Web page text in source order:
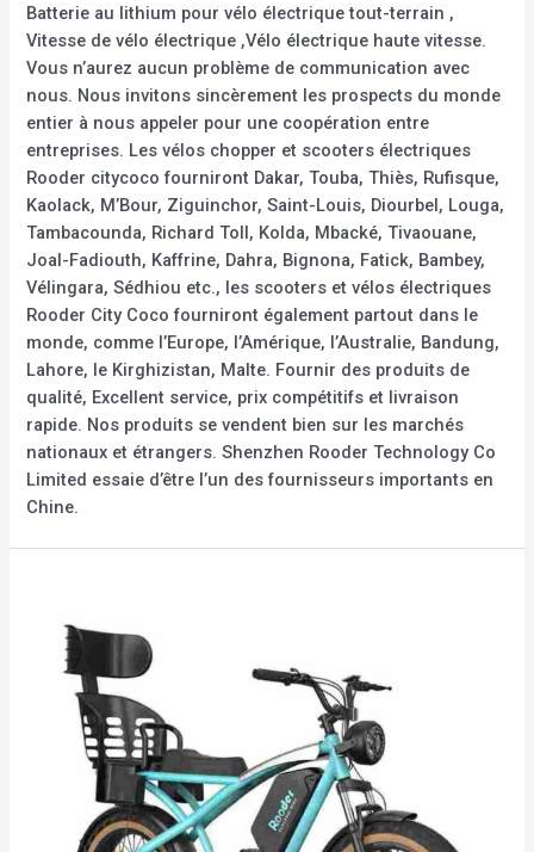
Batterie au lithium pour vélo électrique tout-terrain ,
Vitesse de vélo électrique ,Vélo électrique haute vitesse.
Vous n’aurez aucun problème de communication avec
nous. Nous invitons sincèrement les prospects du monde
entier à nous appeler pour une coopération entre
entreprises. Les vélos chopper et scooters électriques
Rooder citycoco fourniront Dakar, Touba, Thiès, Rufisque,
Kaolack, M’Bour, Ziguinchor, Saint-Louis, Diourbel, Louga,
Tambacounda, Richard Toll, Kolda, Mbacké, Tivaouane,
Joal-Fadiouth, Kaffrine, Dahra, Bignona, Fatick, Bambey,
Vélingara, Sédhiou etc., les scooters et vélos électriques
Rooder City Coco fourniront également partout dans le
monde, comme l’Europe, l’Amérique, l’Australie, Bandung,
Lahore, le Kirghizistan, Malte. Fournir des produits de
qualité, Excellent service, prix compétitifs et livraison
rapide. Nos produits se vendent bien sur les marchés
nationaux et étrangers. Shenzhen Rooder Technology Co
Limited essaie d’être l’un des fournisseurs importants en
Chine.